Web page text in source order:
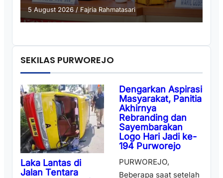
5 August 2026/Fajria Rahmatasari
SEKILAS PURWOREJO
Laka Lantas di
Jalan Tentara
Dengarkan Aspirasi
Masyarakat, Panitia
Akhirnya
Rebranding dan
Sayembarakan
Logo Hari Jadi ke-
194 Purworejo
PURWOREJO,
Beberapa saat setelah